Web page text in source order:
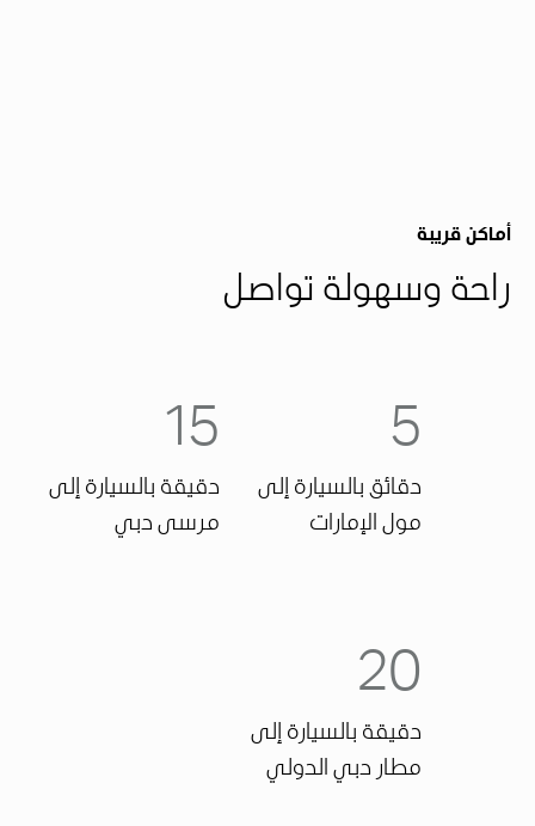
أماكن قريبة
راحة وسهولة تواصل
5
دقائق بالسيارة إلى
مول الإمارات
15
دقيقة بالسيارة إلى
مرسى دبي
20
دقيقة بالسيارة إلى
مطار دبي الدولي